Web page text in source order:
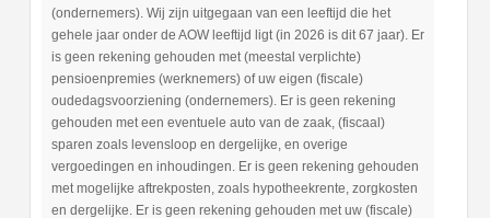
(ondernemers). Wij zijn uitgegaan van een leeftijd die het
gehele jaar onder de AOW leeftijd ligt (in 2026 is dit 67 jaar). Er
is geen rekening gehouden met (meestal verplichte)
pensioenpremies (werknemers) of uw eigen (fiscale)
oudedagsvoorziening (ondernemers). Er is geen rekening
gehouden met een eventuele auto van de zaak, (fiscaal)
sparen zoals levensloop en dergelijke, en overige
vergoedingen en inhoudingen. Er is geen rekening gehouden
met mogelijke aftrekposten, zoals hypotheekrente, zorgkosten
en dergelijke. Er is geen rekening gehouden met uw (fiscale)